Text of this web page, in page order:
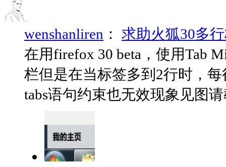
wenshanliren ： 求助火狐30多
在用firefox 30 beta，使用Tab
栏但是在当标签多到2行时，
tabs语句约束也无效现象见图